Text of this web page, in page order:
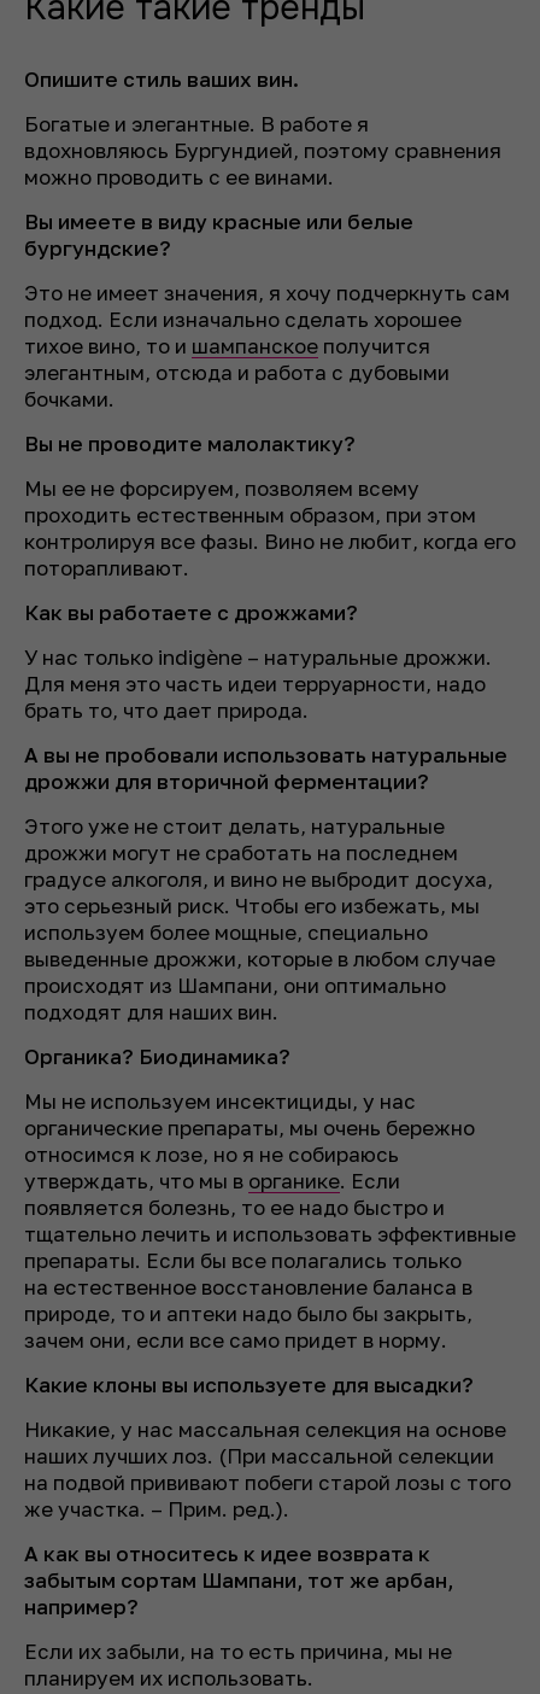
Опишите стиль ваших вин.
Богатые и элегантные. В работе я
вдохновляюсь Бургундией, поэтому сравнения
можно проводить с ее винами.
Вы имеете в виду красные или белые
бургундские?
Это не имеет значения, я хочу подчеркнуть сам
подход. Если изначально сделать хорошее
тихое вино, то и шампанское получится
элегантным, отсюда и работа с дубовыми
бочками.
Вы не проводите малолактику?
Мы ее не форсируем, позволяем всему
проходить естественным образом, при этом
контролируя все фазы. Вино не любит, когда его
поторапливают.
Как вы работаете с дрожжами?
У нас только indigène – натуральные дрожжи.
Для меня это часть идеи терруарности, надо
брать то, что дает природа.
А вы не пробовали использовать натуральные
дрожжи для вторичной ферментации?
Этого уже не стоит делать, натуральные
дрожжи могут не сработать на последнем
градусе алкоголя, и вино не выбродит досуха,
это серьезный риск. Чтобы его избежать, мы
используем более мощные, специально
выведенные дрожжи, которые в любом случае
происходят из Шампани, они оптимально
подходят для наших вин.
Органика? Биодинамика?
Мы не используем инсектициды, у нас
органические препараты, мы очень бережно
относимся к лозе, но я не собираюсь
утверждать, что мы в органике. Если
появляется болезнь, то ее надо быстро и
тщательно лечить и использовать эффективные
препараты. Если бы все полагались только
на естественное восстановление баланса в
природе, то и аптеки надо было бы закрыть,
зачем они, если все само придет в норму.
Какие клоны вы используете для высадки?
Никакие, у нас массальная селекция на основе
наших лучших лоз. (При массальной селекции
на подвой прививают побеги старой лозы с того
же участка. – Прим. ред.).
А как вы относитесь к идее возврата к
забытым сортам Шампани, тот же арбан,
например?
Если их забыли, на то есть причина, мы не
планируем их использовать.